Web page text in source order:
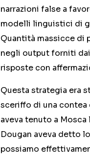
narrazioni false a
modelli linguistici di
Quantità massicce di
negli output forniti
risposte con
Questa strategia era
sceriffo di una contea
aveva tenuto a
Dougan aveva detto
possiamo